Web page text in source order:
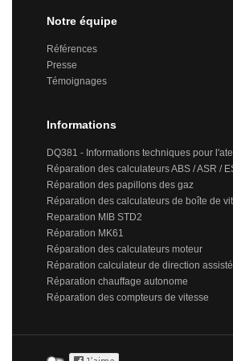
Notre équipe
Références
Presse
Témoignages
Informations
DQ381 - Informations techniques pour
Réparation des calculateurs ABS / ASR /
Réparation des papillons des gaz
Réparation des calculateurs de boîte de
Reparation MIB STD2
Réparation MK61
Réparation des calculateurs moteur
Réparation calculateur de direction
Réparation chauffage autonome
Réparation des compteurs de vitesse